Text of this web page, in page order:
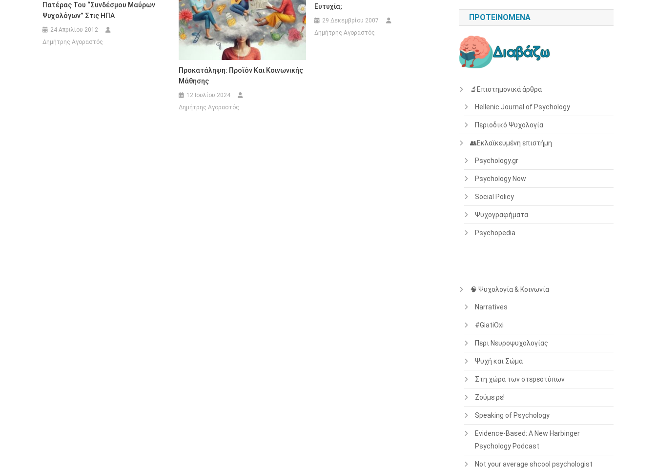
Πατέρας Του “Συνδέσμου Μαύρων
Ψυχολόγων” Στις ΗΠΑ
24 Απριλίου 2012
Δημήτρης Αγοραστός
Προκατάληψη: Προϊόν Και Κοινωνικής
Μάθησης
12 Ιουλίου 2024
Δημήτρης Αγοραστός
Ευτυχία;
29 Δεκεμβρίου 2007
Δημήτρης Αγοραστός
ΠΡΟΤΕΙΝΌΜΕΝΑ
🔬Επιστημονικά άρθρα
Hellenic Journal of Psychology
Περιοδικό Ψυχολογία
👥Εκλαϊκευμένη επιστήμη
Psychology.gr
Psychology Now
Social Policy
Ψυχογραφήματα
Psychopedia
🧠 Ψυχολογία & Κοινωνία
Narratives
#GiatiOxi
Περι Νευροψυχολογίας
Ψυχή και Σώμα
Στη χώρα των στερεοτύπων
Ζούμε ρε!
Speaking of Psychology
Evidence-Based: A New Harbinger
Psychology Podcast
Not your average shcool psychologist